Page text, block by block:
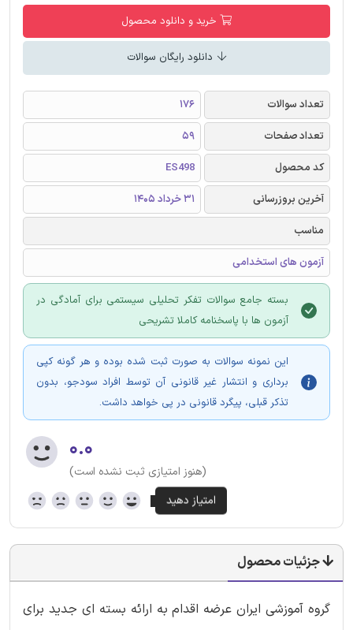
خرید و دانلود محصول
دانلود رایگان سوالات
تعداد سوالات
176
تعداد صفحات
59
کد محصول
ES498
آخرین بروزرسانی
31 خرداد 1405
مناسب
آزمون های استخدامی
بسته جامع سوالات تفکر تحلیلی سیستمی برای آمادگی در
آزمون ها با پاسخنامه کاملا تشریحی
این نمونه سوالات به صورت ثبت شده بوده و هر گونه کپی
برداری و انتشار غیر قانونی آن توسط افراد سودجو، بدون
تذکر قبلی، پیگرد قانونی در پی خواهد داشت.
۰.۰
(هنوز امتیازی ثبت نشده است)
جزئیات محصول
گروه آموزشی ایران عرضه اقدام به ارائه بسته ای جدید برای